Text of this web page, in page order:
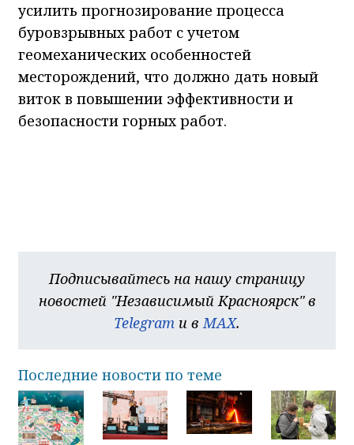
усилить прогнозирование процесса
буровзрывных работ с учетом
геомеханических особенностей
месторождений, что должно дать новый
виток в повышении эффективности и
безопасности горных работ.
Подписывайтесь на нашу страницу
новостей "Независимый Красноярск" в
Telegram и вMAX.
Последние новости по теме